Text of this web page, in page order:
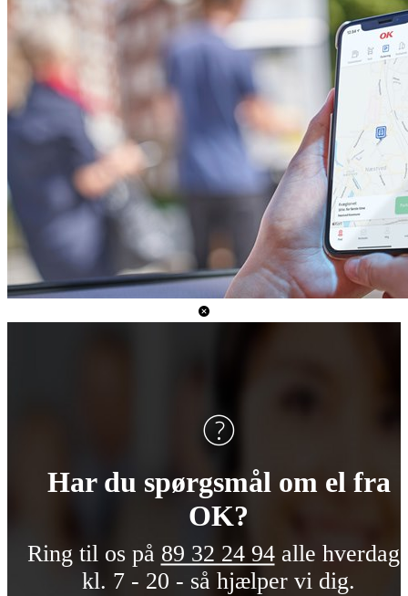
Har du spørgsmål om el fra
OK?
Ring til os på 89 32 24 94alle
kl. 7 - 20 - så hjælper vi dig.